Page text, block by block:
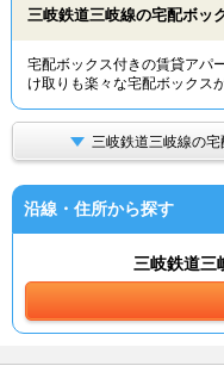
三岐鉄道三岐線の宅配ボッ
宅配ボックス付きの賃貸アパ
け取りも楽々な宅配ボックス
三岐鉄道三岐線の
沿線・住所から探す
三岐鉄道三